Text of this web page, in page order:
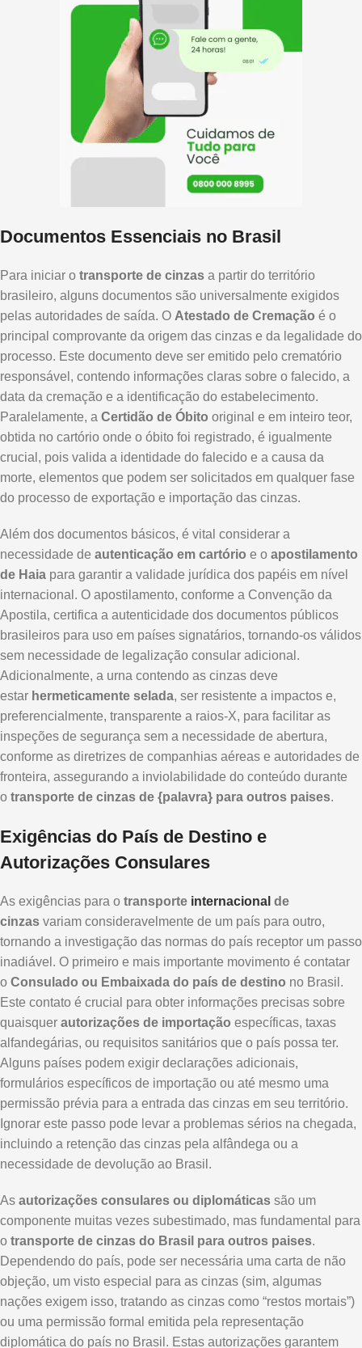
Documentos Essenciais no Brasil
Para iniciar o transporte de cinzas a partir do território
brasileiro, alguns documentos são universalmente exigidos
pelas autoridades de saída. O Atestado de Cremação é o
principal comprovante da origem das cinzas e da legalidade do
processo. Este documento deve ser emitido pelo crematório
responsável, contendo informações claras sobre o falecido, a
data da cremação e a identificação do estabelecimento.
Paralelamente, a Certidão de Óbito original e em inteiro teor,
obtida no cartório onde o óbito foi registrado, é igualmente
crucial, pois valida a identidade do falecido e a causa da
morte, elementos que podem ser solicitados em qualquer fase
do processo de exportação e importação das cinzas.
Além dos documentos básicos, é vital considerar a
necessidade de autenticação em cartório e o apostilamento
de Haia para garantir a validade jurídica dos papéis em nível
internacional. O apostilamento, conforme a Convenção da
Apostila, certifica a autenticidade dos documentos públicos
brasileiros para uso em países signatários, tornando-os válidos
sem necessidade de legalização consular adicional.
Adicionalmente, a urna contendo as cinzas deve
estar hermeticamente selada, ser resistente a impactos e,
preferencialmente, transparente a raios-X, para facilitar as
inspeções de segurança sem a necessidade de abertura,
conforme as diretrizes de companhias aéreas e autoridades de
fronteira, assegurando a inviolabilidade do conteúdo durante
o transporte de cinzas de {palavra} para outros paises.
Exigências do País de Destino e
Autorizações Consulares
As exigências para o transporte internacional de
cinzas variam consideravelmente de um país para outro,
tornando a investigação das normas do país receptor um passo
inadiável. O primeiro e mais importante movimento é contatar
o Consulado ou Embaixada do país de destino no Brasil.
Este contato é crucial para obter informações precisas sobre
quaisquer autorizações de importação específicas, taxas
alfandegárias, ou requisitos sanitários que o país possa ter.
Alguns países podem exigir declarações adicionais,
formulários específicos de importação ou até mesmo uma
permissão prévia para a entrada das cinzas em seu território.
Ignorar este passo pode levar a problemas sérios na chegada,
incluindo a retenção das cinzas pela alfândega ou a
necessidade de devolução ao Brasil.
As autorizações consulares ou diplomáticas são um
componente muitas vezes subestimado, mas fundamental para
o transporte de cinzas do Brasil para outros paises.
Dependendo do país, pode ser necessária uma carta de não
objeção, um visto especial para as cinzas (sim, algumas
nações exigem isso, tratando as cinzas como “restos mortais”)
ou uma permissão formal emitida pela representação
diplomática do país no Brasil. Estas autorizações garantem